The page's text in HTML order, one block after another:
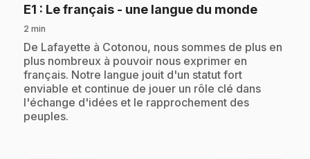
E1 : Le français - une langue du monde.
2 min
.De Lafayette à Cotonou, nous sommes de plus en
plus nombreux à pouvoir nous exprimer en
français. Notre langue jouit d'un statut fort
enviable et continue de jouer un rôle clé dans
l'échange d'idées et le rapprochement des
peuples.